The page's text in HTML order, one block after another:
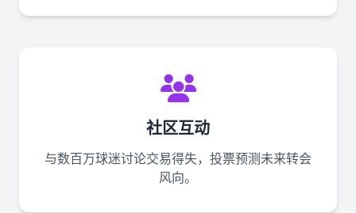
社区互动
与数百万球迷讨论交易得失，投票预测未来转会
风向。